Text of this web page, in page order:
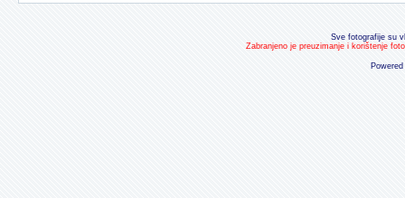
Sve fotografije su
Zabranjeno je preuzimanje i korištenje